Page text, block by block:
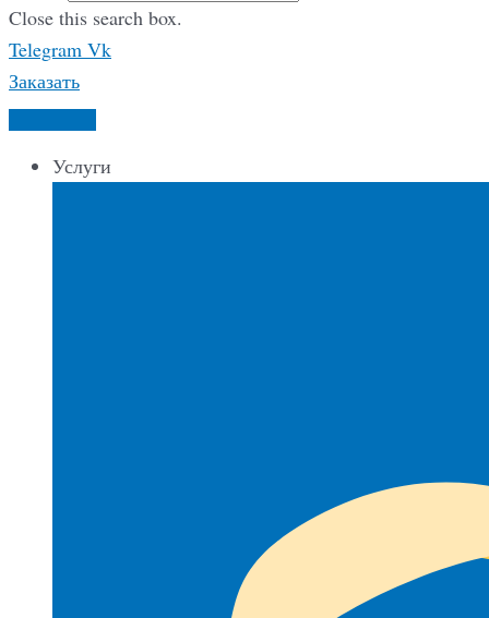
Close this search box.
Telegram Vk
Заказать
Услуги